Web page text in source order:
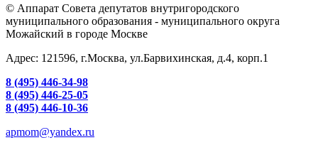
© Аппарат Совета депутатов внутригородского
муниципального образования - муниципального округа
Можайский в городе Москве
Адрес: 121596, г.Москва, ул.Барвихинская, д.4, корп.1
8 (495) 446-34-98
8 (495) 446-25-05
8 (495) 446-10-36
apmom@yandex.ru